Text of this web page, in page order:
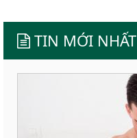
TIN MỚI NHẤT